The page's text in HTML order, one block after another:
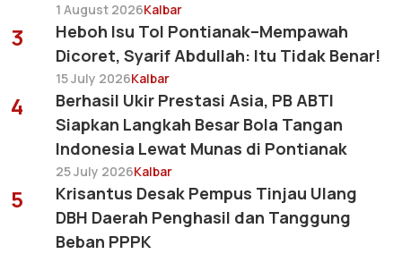
1 August 2026Kalbar
3
Heboh Isu Tol Pontianak–Mempawah
Dicoret, Syarif Abdullah: Itu Tidak Benar!
15 July 2026Kalbar
4
Berhasil Ukir Prestasi Asia, PB ABTI
Siapkan Langkah Besar Bola Tangan
Indonesia Lewat Munas di Pontianak
25 July 2026Kalbar
5
Krisantus Desak Pempus Tinjau Ulang
DBH Daerah Penghasil dan Tanggung
Beban PPPK